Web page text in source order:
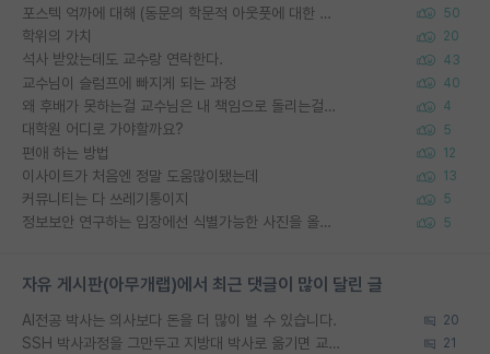
포스텍 억까에 대해 (동문의 학문적 아웃풋에 대한 반박) 50
학위의 가치 20
석사 받았는데도 교수랑 연락한다. 43
교수님이 슬럼프에 빠지게 되는 과정 40
왜 후배가 못하는걸 교수님은 내 책임으로 돌리는걸까요? 4
대학원 어디로 가야할까요? 5
편애 하는 방법 12
이사이트가 처음엔 정말 도움많이됐는데 13
커뮤니티는 다 쓰레기통이지 5
정보보안 연구하는 입장에선 식별가능한 사진을 올리는건 비추이긴함 5
자유 게시판(아무개랩)에서 최근 댓글이 많이 달린 글
AI전공 박사는 의사보다 돈을 더 많이 벌 수 있습니다. 20
SSH 박사과정을 그만두고 지방대 박사로 옮기면 교수의 꿈은 끝일까요? 21